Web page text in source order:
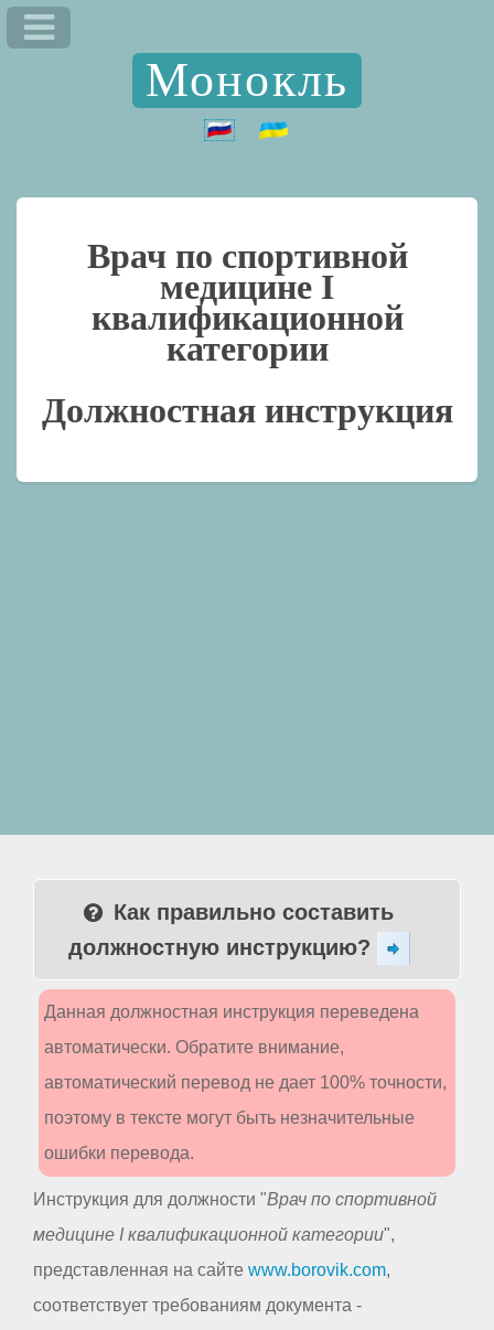
Монокль
Врач по спортивной
медицине I
квалификационной
категории
Должностная инструкция
Как правильно составить
должностную инструкцию?
Данная должностная инструкция переведена
автоматически. Обратите внимание,
автоматический перевод не дает 100% точности,
поэтому в тексте могут быть незначительные
ошибки перевода.
Инструкция для должности "Врач по спортивной
медицине I квалификационной категории",
представленная на сайте www.borovik.com,
соответствует требованиям документа -